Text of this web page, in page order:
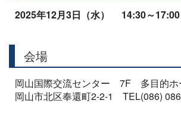
2025年12月3日（水） 14:30～17:00
会場
岡山国際交流センター 7F 多目的ホ
岡山市北区奉還町2-2-1 TEL(086)